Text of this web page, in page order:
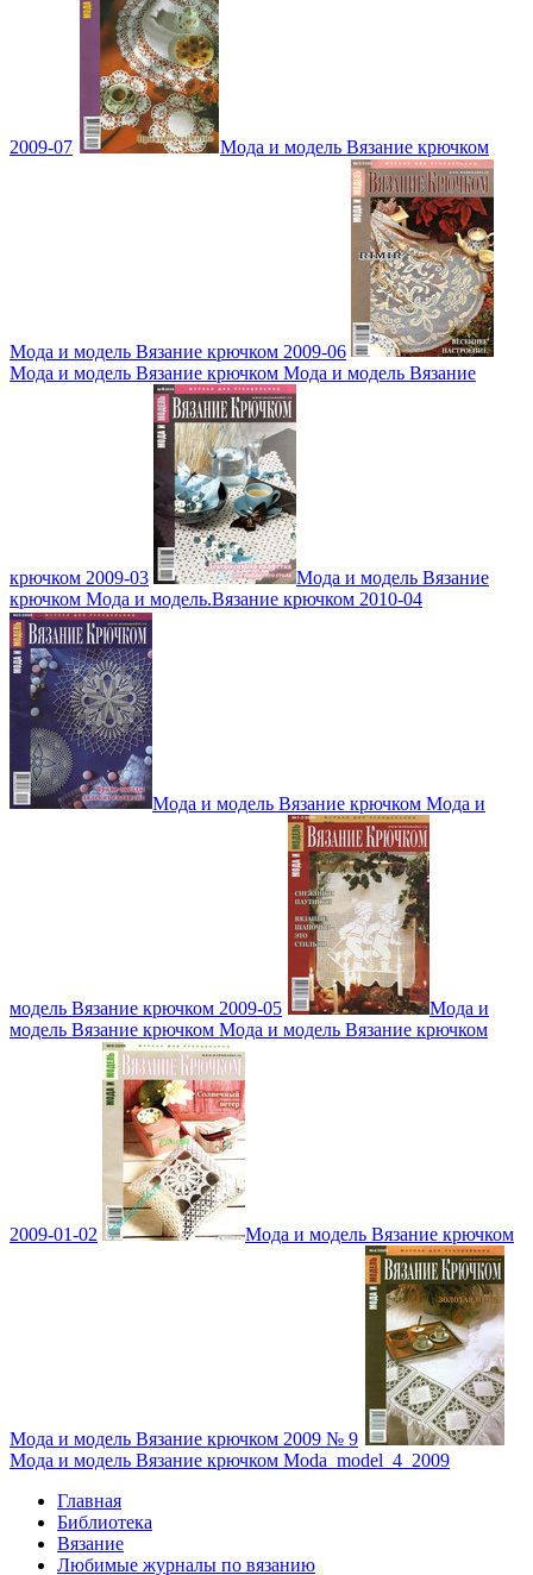
2009-07 Мода и модель Вязание крючком
Мода и модель Вязание крючком 2009-06
Мода и модель Вязание крючком Мода и модель Вязание
крючком 2009-03
Мода и модель Вязание
крючком Мода и модель.Вязание крючком 2010-04
Мода и модель Вязание крючком Мода и
модель Вязание крючком 2009-05
Мода и
модель Вязание крючком Мода и модель Вязание крючком
2009-01-02 Мода и модель Вязание крючком
Мода и модель Вязание крючком 2009 № 9
Мода и модель Вязание крючком Moda_model_4_2009
Главная
Библиотека
Вязание
Любимые журналы по вязанию